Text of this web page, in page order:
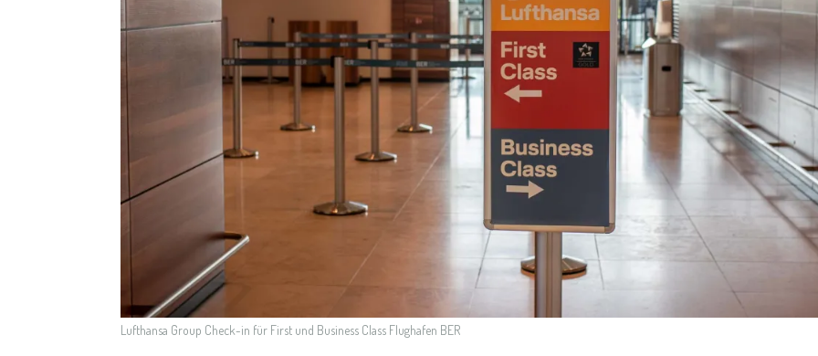
Lufthansa Group Check-in für First und Business Class Flughafen BER